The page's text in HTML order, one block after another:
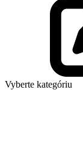
Vyberte kategóriu